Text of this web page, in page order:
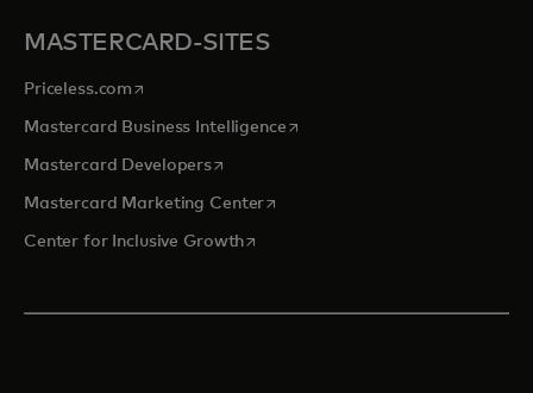
MASTERCARD-SITES
Priceless.com opens in a new tab
Mastercard Business Intelligenceopens in a new tab
Mastercard Developersopens in a new tab
Mastercard Marketing Centeropens in a new tab
Center for Inclusive Growthopens in a new tab